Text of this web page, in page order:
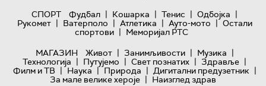
СПОРТ
Фудбал | Кошарка | Тенис | Одбојка |
Рукомет | Ватерполо | Атлетика | Ауто-мото | Остали
спортови | Меморијал РТС
МАГАЗИН
Живот | Занимљивости | Музика |
Технологијa | Путујемо | Свет познатих | Здравље |
Филм и ТВ | Наука | Природа | Дигитални предузетник |
За мале велике хероје | Наизглед здрав